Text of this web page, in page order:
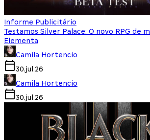
Informe Publicitário
Testamos Silver Palace: O novo RPG de
Elementa
Camila Hortencio
30.jul.26
Camila Hortencio
30.jul.26